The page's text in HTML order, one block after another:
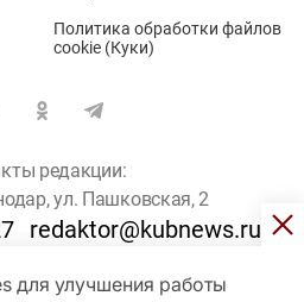
для улучшения работы
Политика обработки файлов
cookie (Куки)
редакции:
ул. Пашковская, 2
redaktor@kubnews.ru
старше 16 лет